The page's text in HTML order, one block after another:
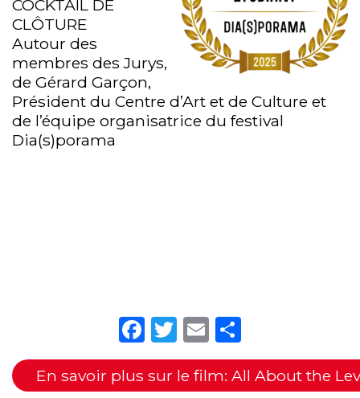
COCKTAIL DE
CLÔTURE
Autour des
membres des Jurys,
de Gérard Garçon,
Président du Centre d’Art et de Culture et
de l’équipe organisatrice du festival
Dia(s)porama
Facebook
Twitter
Email
En savoir plus sur le film: All About the